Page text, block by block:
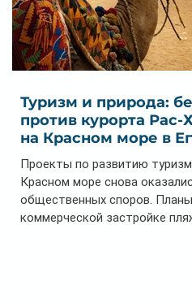
Туризм и природа:
против курорта Рас-
на Красном море в
Проекты по развитию
Красном море снова
общественных споров.
коммерческой застройке